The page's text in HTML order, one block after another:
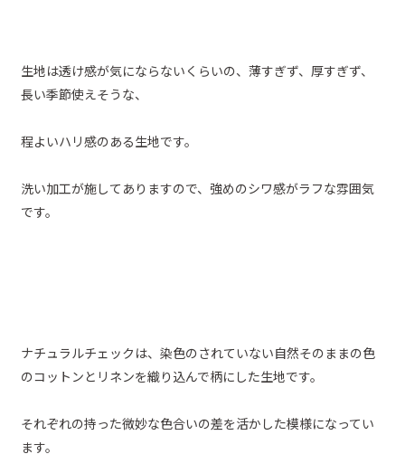
生地は透け感が気にならないくらいの、薄すぎず、厚すぎず、
長い季節使えそうな、
程よいハリ感のある生地です。
洗い加工が施してありますので、強めのシワ感がラフな雰囲気
です。
ナチュラルチェックは、染色のされていない自然そのままの色
のコットンとリネンを織り込んで柄にした生地です。
それぞれの持った微妙な色合いの差を活かした模様になってい
ます。